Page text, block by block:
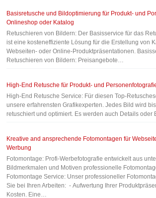
Basisretusche und Bildoptimierung für Produkt- und
Onlineshop oder Katalog
Retuschieren von Bildern: Der Basisservice für das
ist eine kosteneffiziente Lösung für die Erstellung von
Webseiten- oder Online-Produktpräsentationen.
Retuschieren von Bildern: Preisangebote…
High-End Retusche für Produkt- und
High-End Retusche Service: Für diesen Top-
unsere erfahrensten Grafikexperten. Jedes Bild wird
retuschiert und optimiert. Es werden auch Details oder
Kreative and ansprechende Fotomontagen für
Werbung
Fotomontage: Profi-Werbefotografie entwickelt aus
Bildmerkmalen und Motiven professionelle
Fotomontage Service: Unser professioneller
Sie bei Ihren Arbeiten: - Aufwertung Ihrer
Kosten. Eine…